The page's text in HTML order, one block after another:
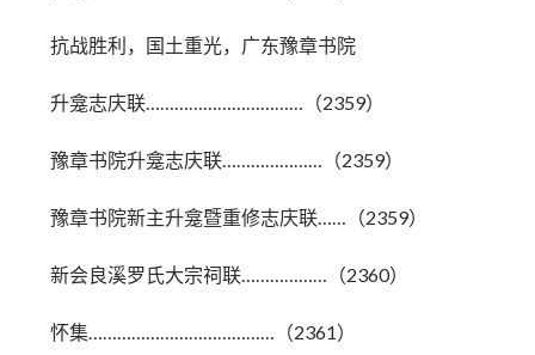
抗战胜利，国土重光，广东豫章书院
升龛志庆联……………………………（2359）
豫章书院升龛志庆联…………………（2359）
豫章书院新主升龛暨重修志庆联……（2359）
新会良溪罗氏大宗祠联………………（2360）
怀集…………………………………（2361）